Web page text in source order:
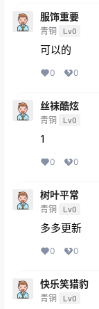
服饰重要
青铜 Lv0
可以的
0 0
丝袜酷炫
青铜 Lv0
1
0 0
树叶平常
青铜 Lv0
多多更新
0 0
快乐笑猎豹
青铜 Lv0